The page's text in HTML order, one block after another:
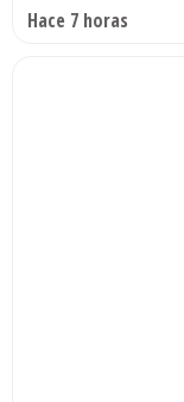
Hace 7 horas